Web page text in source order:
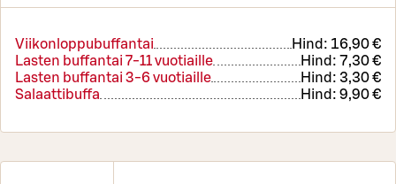
Viikonloppubuffantai Hind: 16,90 €
Lasten buffantai 7-11 vuotiaille
Hind: 7,30 €
Lasten buffantai 3-6 vuotiaille
Hind: 3,30 €
Salaattibuffa
Hind: 9,90 €